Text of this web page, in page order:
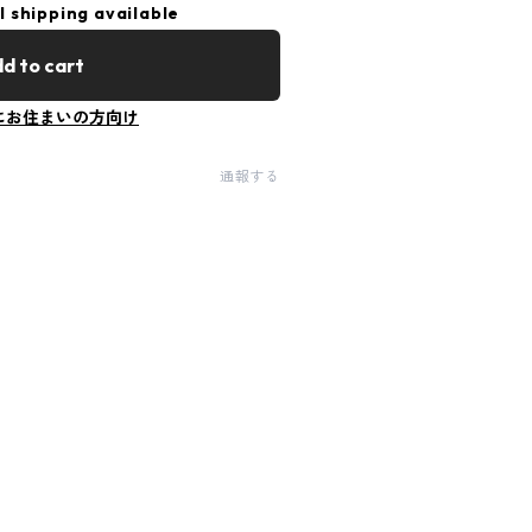
shipping available
to cart
お住まいの方向け
通報する